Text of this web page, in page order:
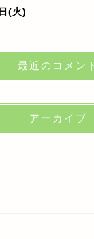
(火)
最近のコメント
アーカイブ